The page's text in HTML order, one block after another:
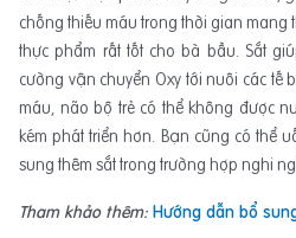
chống thiếu máu trong thời gian mang
thực phẩm rất tốt cho bà bầu. Sắt
cường vận chuyển Oxy tới nuôi các tế
máu, não bộ trẻ có thể không được
kém phát triển hơn. Bạn cũng có thể
sung thêm sắt trong trường hợp nghi
Tham khảo thêm: Hướng dẫn bổ